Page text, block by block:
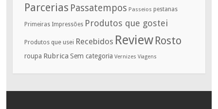
Parcerias Passatempos Passeios pestanas
Primeiras Impressões Produtos que gostei
Produtos que usei Recebidos Review Rosto
roupa Rubrica Sem categoria Vernizes Viagens